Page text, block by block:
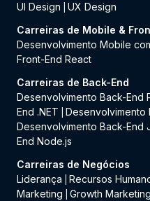
UI Design
UX Design
Carreiras de Mobile &
Desenvolvimento Mobile
Front-End React
Carreiras de Back-End
Desenvolvimento Back-End
End .NET
Desenvolvimento
Desenvolvimento Back-End
End Node.js
Carreiras de Negócios
Liderança
Recursos
Marketing
Growth Marketing